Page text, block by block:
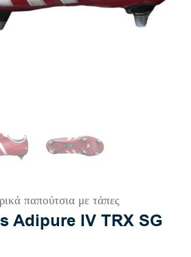
παπούτσια με τάπες
Adipure IV TRX SG